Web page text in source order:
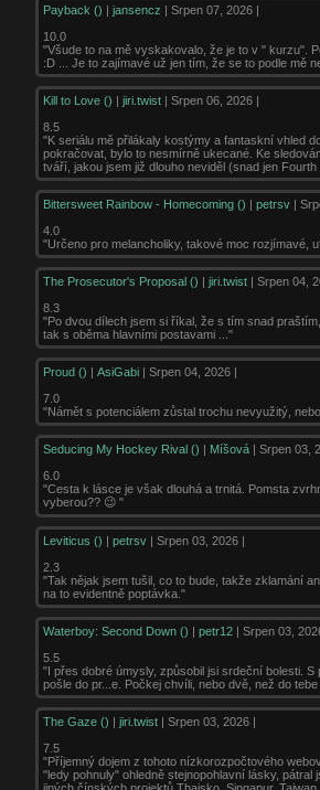
Payback () |jansencz | Srpen 07, 2026 |
10.0
"Všude to na mě vyskakovalo, že je to v " kurzu".
:D ... Je to zajímavé už jen tím, že se to podle mě
Kill to Love () |jiri.twist | Srpen 06, 2026 |
8.5
"K seriálu mě přilákaly kostýmy a fantaskní vhled
pokračovat, bylo to nesmírně ukecané. Ke
tváří, jakou jsem již dlouho neviděl (snad jen
Bittersweet Rainbow - Homecoming () |petrsv |
4.0
"Určeno pro melancholiky, takové moc rozjímavé,
The Prosecutor's Proposal () |jiri.twist | Srpen 04,
8.3
"Po dvou dílech jsem si říkal, že s tím snad
tak s oběma hlavními postavami ..."
Proud () |AsiGabi | Srpen 04, 2026 |
7.0
"Námět s potenciálem zůstal trochu nevyužitý,
Seducing My Hockey Rival () | Míšová | Srpen 03,
6.0
"Cesta k lásce je však dlouhá a trnitá. Pomsta
vyberou?? 😉 "
Leviticus () |petrsv | Srpen 03, 2026 |
2.3
"Tak nějak jsem tušil, co to bude, takže zklamání
na to evidentně poptávka."
Waterboy: Second Down () |petr12 | Srpen 03,
5.5
"I přes dobré úmysly, způsobil jsi srdeční bolesti.
pošle do pr...e. Počkej chvíli, nebo dvě, než do
The Gaze () |jiri.twist | Srpen 03, 2026 |
7.5
"Příjemný dojem z tohoto nízkorozpočtového
"ledy pohnuly" ohledně stejnopohlavní lásky,